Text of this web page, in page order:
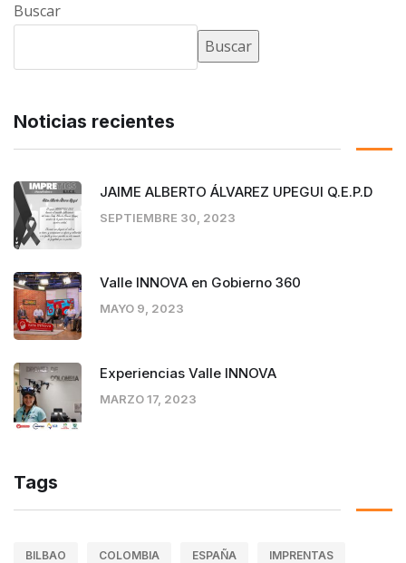
Buscar
Buscar
Noticias recientes
JAIME ALBERTO ÁLVAREZ UPEGUI Q.E.P.D
SEPTIEMBRE 30, 2023
Valle INNOVA en Gobierno 360
MAYO 9, 2023
Experiencias Valle INNOVA
MARZO 17, 2023
Tags
BILBAO COLOMBIA ESPAÑA IMPRENTAS